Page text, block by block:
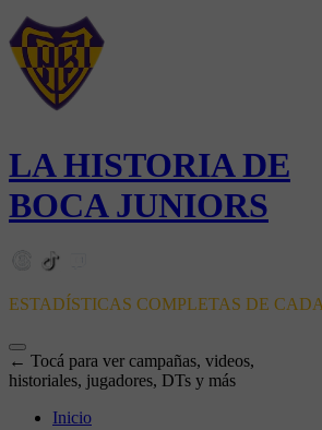
LA HISTORIA DE
BOCA JUNIORS
ESTADÍSTICAS COMPLETAS DE
← Tocá para ver campañas, videos,
historiales, jugadores, DTs y más
Inicio